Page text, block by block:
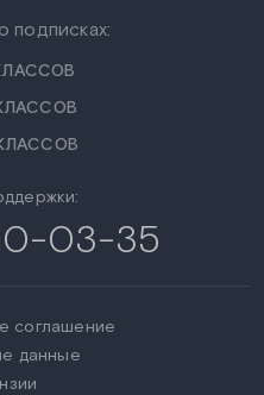
03-35
соглашение
данные